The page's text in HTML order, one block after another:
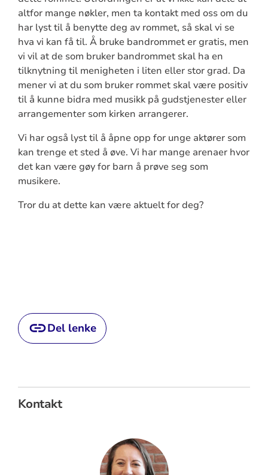
altfor mange nøkler, men ta kontakt med oss om du
har lyst til å benytte deg av rommet, så skal vi se
hva vi kan få til. Å bruke bandrommet er gratis, men
vi vil at de som bruker bandrommet skal ha en
tilknytning til menigheten i liten eller stor grad. Da
mener vi at du som bruker rommet skal være positiv
til å kunne bidra med musikk på gudstjenester eller
arrangementer som kirken arrangerer.
Vi har også lyst til å åpne opp for unge aktører som
kan trenge et sted å øve. Vi har mange arenaer hvor
det kan være gøy for barn å prøve seg som
musikere.
Tror du at dette kan være aktuelt for deg?
Del lenke
Kontakt